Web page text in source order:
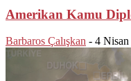
Amerikan Kamu
Barbaros Çalışkan - 4 Nisan